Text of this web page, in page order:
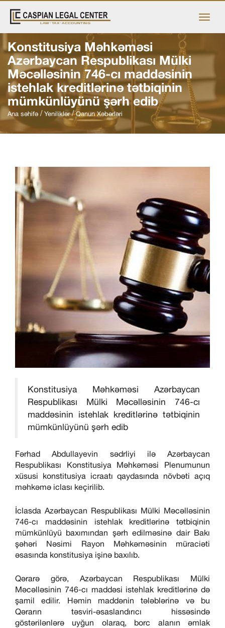
Konstitusiya Məhkəməsi
Azərbaycan Respublikası Mülki
Məcəlləsinin 746-cı maddəsinin
istehlak kreditlərinə tətbiqinin
mümkünlüyünü şərh edib
Ana səhifə Yeniliklər Qanun Xəbərləri
Konstitusiya Məhkəməsi Azərbaycan
Respublikası Mülki Məcəlləsinin 746-cı
maddəsinin istehlak kreditlərinə tətbiqinin
mümkünlüyünü şərh edib
Fərhad Abdullayevin sədrliyi ilə Azərbaycan
Respublikası Konstitusiya Məhkəməsi Plenumunun
xüsusi konstitusiya icraatı qaydasında növbəti açıq
məhkəmə iclası keçirilib.
İclasda Azərbaycan Respublikası Mülki Məcəlləsinin
746-cı maddəsinin istehlak kreditlərinə tətbiqinin
mümkünlüyü baxımından şərh edilməsinə dair Bakı
şəhəri Nəsimi Rayon Məhkəməsinin müraciəti
əsasında konstitusiya işinə baxılıb.
Qərarə görə, Azərbaycan Respublikası Mülki
Məcəlləsinin 746-cı maddəsi istehlak kreditlərinə də
şamil edilir. Həmin maddənin tələblərinə və bu
Qərarın təsviri-əsaslandırıcı hissəsində
göstərilənlərə uyğun olaraq, borc alanın əmlak